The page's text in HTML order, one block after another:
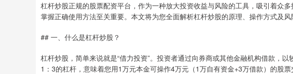
杠杆炒股正规的股票配资平台，作为一种放大投资收益与风险的工具，吸引着众
掌握正确使用方法至关重要。本文将为您全面解析杠杆炒股的原理、操作方式及风
## 一、什么是杠杆炒股？
杠杆炒股，简单来说就是“借力投资”。投资者通过向券商或其他金融机构借款，
1：3的杠杆，意味着您用1万元本金可操作4万元（1万自有资金+3万借款）的股票